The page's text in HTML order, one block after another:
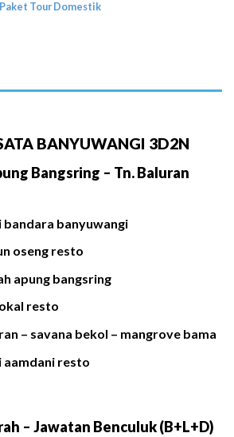
Paket Tour Domestik
BANYUWANGI 3D2N
Bangsring – Tn. Baluran
bandara banyuwangi
oseng resto
apung bangsring
resto
– savana bekol – mangrove bama
aamdani resto
– Jawatan Benculuk (B+L+D)